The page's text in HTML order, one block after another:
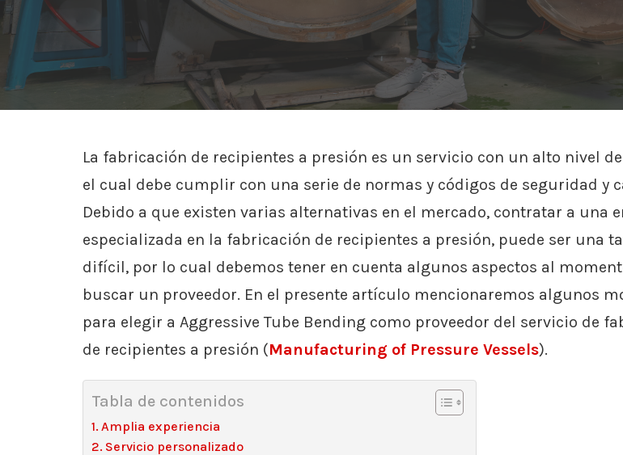
La fabricación de recipientes a presión es un servicio con un alto nivel
el cual debe cumplir con una serie de normas y códigos de seguridad y
Debido a que existen varias alternativas en el mercado, contratar a una
especializada en la fabricación de recipientes a presión, puede ser una
difícil, por lo cual debemos tener en cuenta algunos aspectos al
buscar un proveedor. En el presente artículo mencionaremos algunos
para elegir a Aggressive Tube Bending como proveedor del servicio de
de recipientes a presión (Manufacturing of Pressure Vessels).
Tabla de contenidos
Amplia experiencia
Servicio personalizado